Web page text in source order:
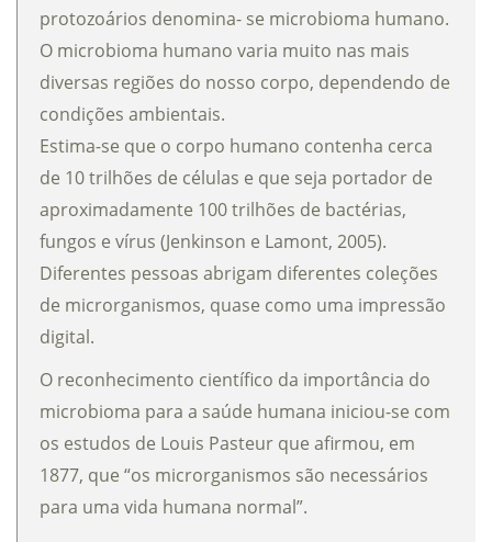
protozoários denomina- se microbioma humano.
O microbioma humano varia muito nas mais
diversas regiões do nosso corpo, dependendo de
condições ambientais.
Estima-se que o corpo humano contenha cerca
de 10 trilhões de células e que seja portador de
aproximadamente 100 trilhões de bactérias,
fungos e vírus (Jenkinson e Lamont, 2005).
Diferentes pessoas abrigam diferentes coleções
de microrganismos, quase como uma impressão
digital.
O reconhecimento científico da importância do
microbioma para a saúde humana iniciou-se com
os estudos de Louis Pasteur que afirmou, em
1877, que “os microrganismos são necessários
para uma vida humana normal”.